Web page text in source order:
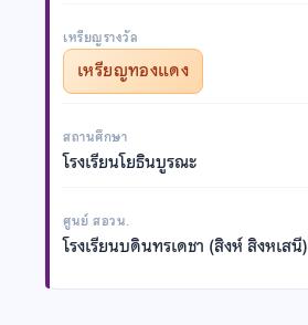
เหรียญรางวัล
เหรียญทองแดง
สถานศึกษา
โรงเรียนโยธินบูรณะ
ศูนย์ สอวน.
โรงเรียนบดินทรเดชา (สิงห์ สิงหเสนี)